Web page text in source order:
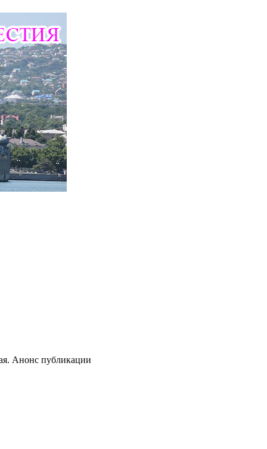
Анонс публикации